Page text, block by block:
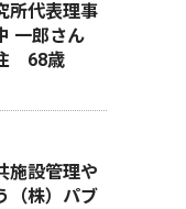
所代表理事
一郎さん
68歳
施設管理や
（株）パブ